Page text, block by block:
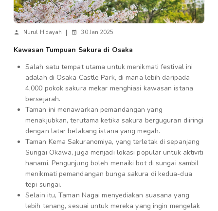
Nurul Hidayah | 30 Jan 2025
Kawasan Tumpuan Sakura di Osaka
Salah satu tempat utama untuk menikmati festival ini
adalah di Osaka Castle Park, di mana lebih daripada
4,000 pokok sakura mekar menghiasi kawasan istana
bersejarah.
Taman ini menawarkan pemandangan yang
menakjubkan, terutama ketika sakura berguguran diiringi
dengan latar belakang istana yang megah.
Taman Kema Sakuranomiya, yang terletak di sepanjang
Sungai Okawa, juga menjadi lokasi popular untuk aktiviti
hanami. Pengunjung boleh menaiki bot di sungai sambil
menikmati pemandangan bunga sakura di kedua-dua
tepi sungai.
Selain itu, Taman Nagai menyediakan suasana yang
lebih tenang, sesuai untuk mereka yang ingin mengelak